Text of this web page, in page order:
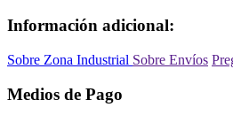
Información adicional:
Sobre Zona Industrial Sobre Envíos
Medios de Pago